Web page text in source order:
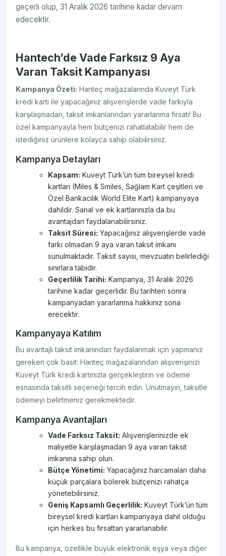
geçerli olup, 31 Aralık 2026 tarihine kadar devam
edecektir.
Hantech’de Vade Farksız 9 Aya
Varan Taksit Kampanyası
Kampanya Özeti: Hanteç mağazalarında Kuveyt Türk
kredi kartı ile yapacağınız alışverişlerde vade farkıyla
karşılaşmadan, taksit imkanlarından yararlanma fırsatı! Bu
özel kampanyayla hem bütçenizi rahatlatabilir hem de
istediğiniz ürünlere kolayca sahip olabilirsiniz.
Kampanya Detayları
Kapsam: Kuveyt Türk’ün tüm bireysel kredi
kartları (Miles & Smiles, Sağlam Kart çeşitleri ve
Özel Bankacılık World Elite Kart) kampanyaya
dahildir. Sanal ve ek kartlarınızla da bu
avantajdan faydalanabilirsiniz.
Taksit Süresi: Yapacağınız alışverişlerde vade
farkı olmadan 9 aya varan taksit imkanı
sunulmaktadır. Taksit sayısı, mevzuatın belirlediği
sınırlara tabidir.
Geçerlilik Tarihi: Kampanya, 31 Aralık 2026
tarihine kadar geçerlidir. Bu tarihten sonra
kampanyadan yararlanma hakkınız sona
erecektir.
Kampanyaya Katılım
Bu avantajlı taksit imkanından faydalanmak için yapmanız
gereken çok basit: Hanteç mağazalarından alışverişinizi
Kuveyt Türk kredi kartınızla gerçekleştirin ve ödeme
esnasında taksitli seçeneği tercih edin. Unutmayın, taksitle
ödemeyi belirtmeniz gerekmektedir.
Kampanya Avantajları
Vade Farksız Taksit: Alışverişlerinizde ek
maliyetle karşılaşmadan 9 aya varan taksit
imkanına sahip olun.
Bütçe Yönetimi: Yapacağınız harcamaları daha
küçük parçalara bölerek bütçenizi rahatça
yönetebilirsiniz.
Geniş Kapsamlı Geçerlilik: Kuveyt Türk’ün tüm
bireysel kredi kartları kampanyaya dahil olduğu
için herkes bu fırsattan yararlanabilir.
Bu kampanya, özellikle büyük elektronik eşya veya diğer